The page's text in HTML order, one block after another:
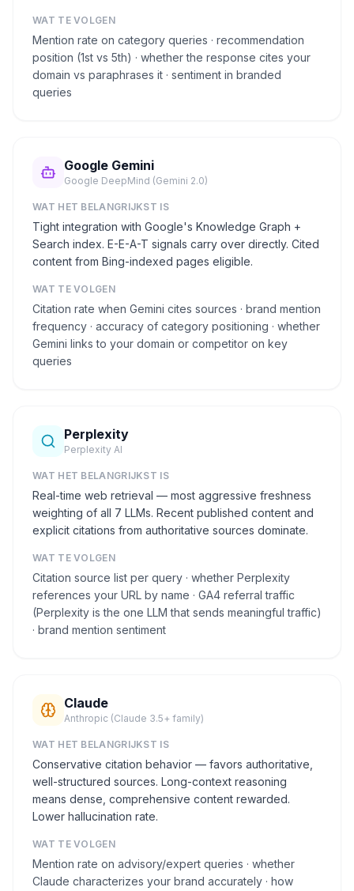
WAT TE VOLGEN
Mention rate on category queries · recommendation
position (1st vs 5th) · whether the response cites your
domain vs paraphrases it · sentiment in branded
queries
Google Gemini
Google DeepMind (Gemini 2.0)
WAT HET BELANGRIJKST IS
Tight integration with Google's Knowledge Graph +
Search index. E-E-A-T signals carry over directly. Cited
content from Bing-indexed pages eligible.
WAT TE VOLGEN
Citation rate when Gemini cites sources · brand mention
frequency · accuracy of category positioning · whether
Gemini links to your domain or competitor on key
queries
Perplexity
Perplexity AI
WAT HET BELANGRIJKST IS
Real-time web retrieval — most aggressive freshness
weighting of all 7 LLMs. Recent published content and
explicit citations from authoritative sources dominate.
WAT TE VOLGEN
Citation source list per query · whether Perplexity
references your URL by name · GA4 referral traffic
(Perplexity is the one LLM that sends meaningful traffic)
· brand mention sentiment
Claude
Anthropic (Claude 3.5+ family)
WAT HET BELANGRIJKST IS
Conservative citation behavior — favors authoritative,
well-structured sources. Long-context reasoning
means dense, comprehensive content rewarded.
Lower hallucination rate.
WAT TE VOLGEN
Mention rate on advisory/expert queries · whether
Claude characterizes your brand accurately · how